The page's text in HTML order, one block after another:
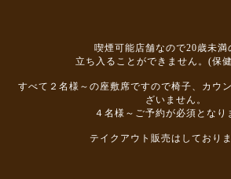
喫煙可能店舗なので20歳未満
立ち入ることができません。(保
すべて２名様～の座敷席ですので椅子、カウ
ざいません。
４名様～ご予約が必須となり
テイクアウト販売はしておりま